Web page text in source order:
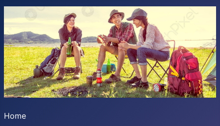
Home